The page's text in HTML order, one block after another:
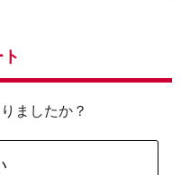
ましたか？